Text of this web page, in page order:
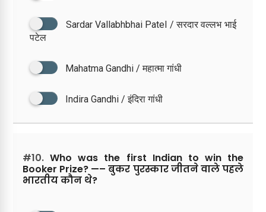
Sardar Vallabhbhai Patel / सरदार वल्लभ भाई
पटेल
Mahatma Gandhi / महात्मा गांधी
Indira Gandhi / इंदिरा गांधी
#10. Who was the first Indian to win the
Booker Prize? —– बुकर पुरस्कार जीतने वाले पहले
भारतीय कौन थे?